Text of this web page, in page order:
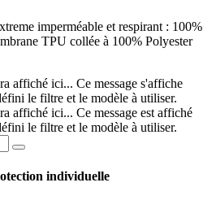
imperméable et respirant : 100%
TPU collée à 100% Polyester
affiché ici... Ce message s'affiche
le filtre et le modèle à utiliser.
affiché ici... Ce message est affiché
le filtre et le modèle à utiliser.
individuelle